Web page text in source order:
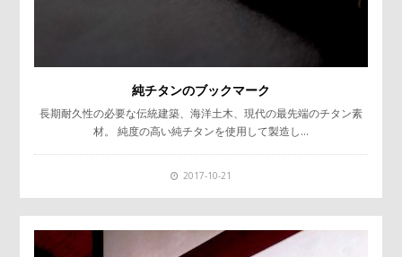
純チタンのブックマーク
長期耐久性の必要な伝統建築、海洋土木、現代の最先端のチタン素
材。 純度の高い純チタンを使用して製造し…
2017-10-21